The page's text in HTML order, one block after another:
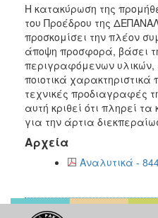
Η κατακύρωση της
του Προέδρου της
προσκομίσει την πλέον
άποψη προσφορά, βάσει
περιγραφόμενων υλικών,
ποιοτικά
τεχνικές προδιαγραφές
αυτή κριθεί ότι πληρεί τα
για την άρτια
Αρχεία
Αναλυτικά -